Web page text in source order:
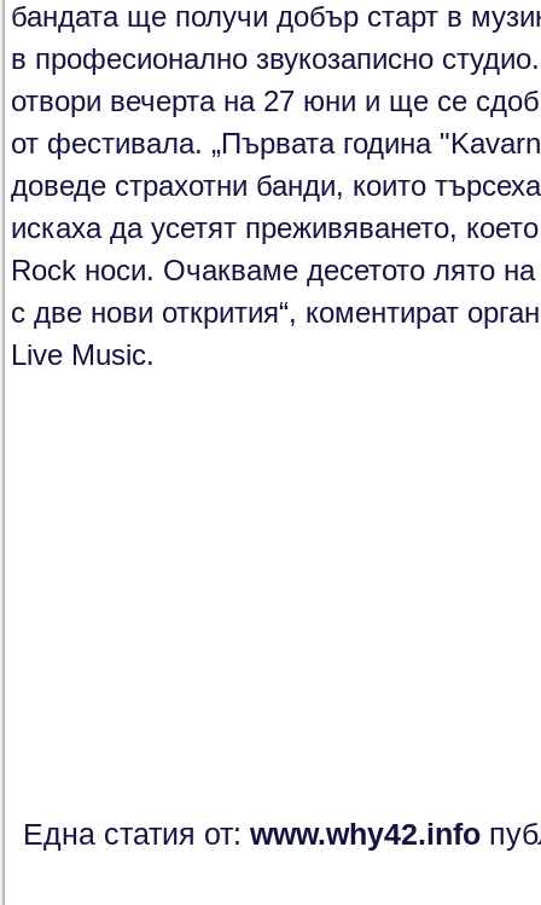
бандата ще получи добър старт в
в професионално звукозаписно
отвори вечерта на 27 юни и ще се
от фестивала. „Първата година
доведе страхотни банди, които
искаха да усетят преживяването,
Rock носи. Очакваме десетото лято
с две нови открития“, коментират
Live Music.
Една статия от: www.why42.info